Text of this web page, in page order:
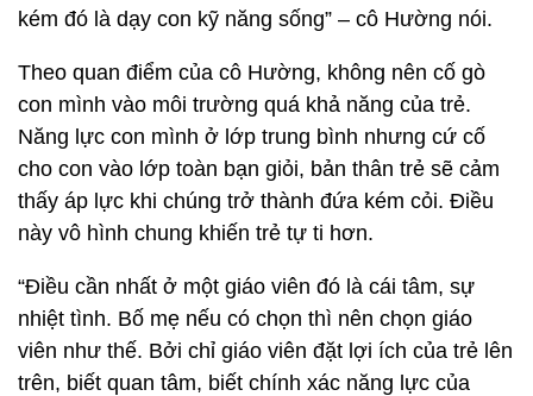
kém đó là dạy con kỹ năng sống” – cô Hường nói.
Theo quan điểm của cô Hường, không nên cố gò
con mình vào môi trường quá khả năng của trẻ.
Năng lực con mình ở lớp trung bình nhưng cứ cố
cho con vào lớp toàn bạn giỏi, bản thân trẻ sẽ cảm
thấy áp lực khi chúng trở thành đứa kém cỏi. Điều
này vô hình chung khiến trẻ tự ti hơn.
“Điều cần nhất ở một giáo viên đó là cái tâm, sự
nhiệt tình. Bố mẹ nếu có chọn thì nên chọn giáo
viên như thế. Bởi chỉ giáo viên đặt lợi ích của trẻ lên
trên, biết quan tâm, biết chính xác năng lực của